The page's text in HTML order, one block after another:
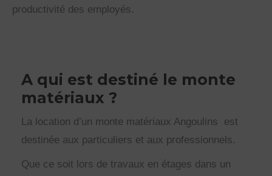
productivité des employés.
A qui est destiné le monte
matériaux ?
La location d’un monte matériaux Angoulins est
destinée aux particuliers et aux professionnels.
Que ce soit lors de travaux en étages dans un